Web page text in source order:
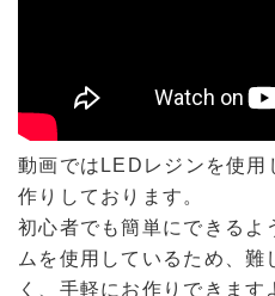
動画ではLEDレジンを使用
作りしております。
初心者でも簡単にできるよ
ムを使用しているため、
く、手軽にお作りできます